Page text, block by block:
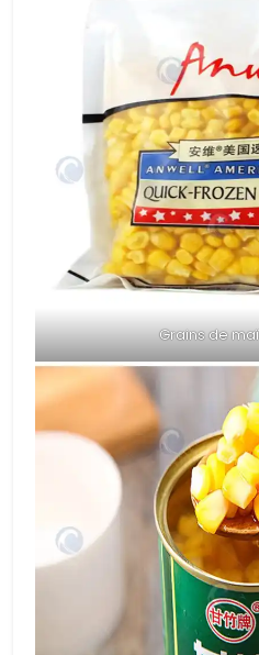
Grains de